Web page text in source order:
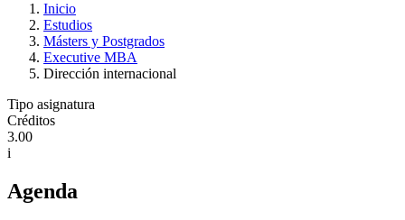
Inicio
Estudios
Másters y Postgrados
Executive MBA
Dirección internacional
Tipo asignatura
Créditos
3.00
i
Agenda